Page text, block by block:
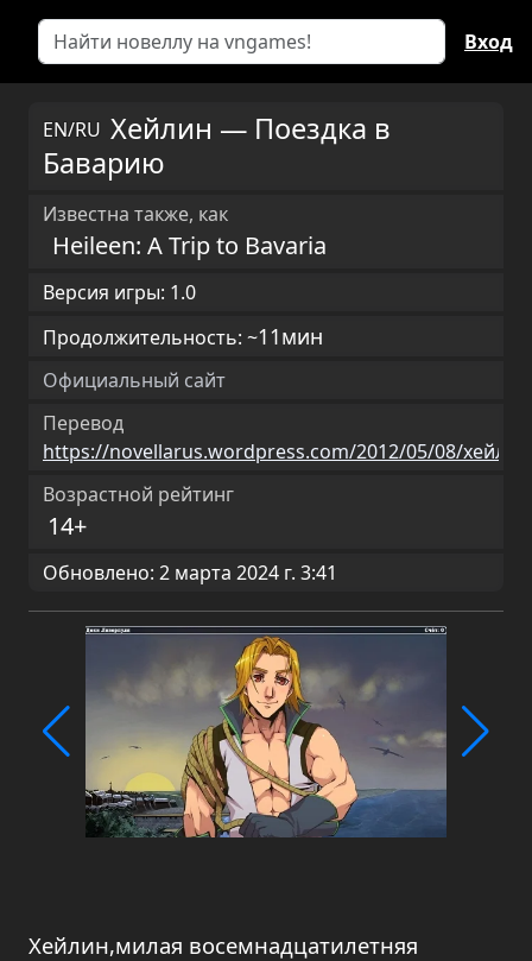
Вход
EN/RU Хейлин — Поездка в
Баварию
Известна также, как
Heileen: A Trip to Bavaria
Версия игры: 1.0
Продолжительность: ~11мин
Официальный сайт
Перевод
https://novellarus.wordpress.com/2012/05/08/
Возрастной рейтинг
14+
Обновлено: 2 марта 2024 г. 3:41
Хейлин,милая восемнадцатилетняя